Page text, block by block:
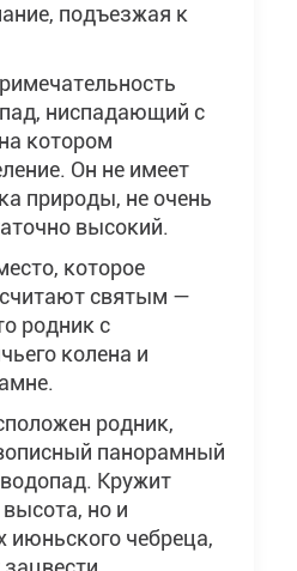
подъезжая к
ниспадающий с
котором
Он не имеет
природы, не очень
высокий.
которое
святым —
родник с
колена и
родник,
панорамный
Кружит
высота, но и
июньского чебреца,